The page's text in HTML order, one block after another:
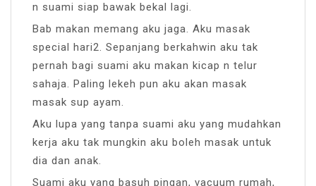
n suami siap bawak bekal lagi.
Bab makan memang aku jaga. Aku masak
special hari2. Sepanjang berkahwin aku tak
pernah bagi suami aku makan kicap n telur
sahaja. Paling lekeh pun aku akan masak
masak sup ayam.
Aku lupa yang tanpa suami aku yang mudahkan
kerja aku tak mungkin aku boleh masak untuk
dia dan anak.
Suami aku yang basuh pingan, vacuum rumah,